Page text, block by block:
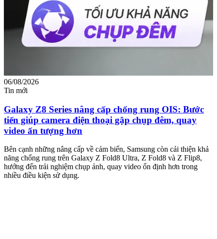
06/08/2026
Tin mới
Galaxy Z8 Series nâng cấp chống rung OIS: Bước
tiến giúp camera điện thoại gập chụp đêm, quay
video ấn tượng hơn
Bên cạnh những nâng cấp về cảm biến, Samsung còn cải thiện khả
năng chống rung trên Galaxy Z Fold8 Ultra, Z Fold8 và Z Flip8,
hướng đến trải nghiệm chụp ảnh, quay video ổn định hơn trong
nhiều điều kiện sử dụng.